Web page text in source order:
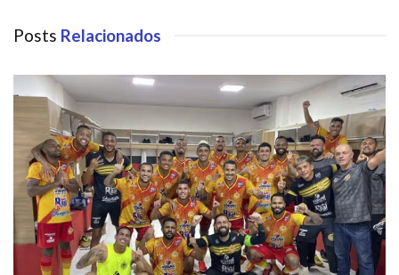
Posts Relacionados